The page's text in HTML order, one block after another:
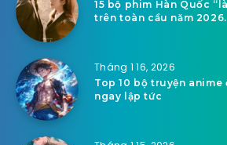
15 bộ phim Hàn Quốc
trên toàn cầu năm 2026.
Tháng 1 16, 2026
Top 10 bộ truyện anime
ngay lập tức